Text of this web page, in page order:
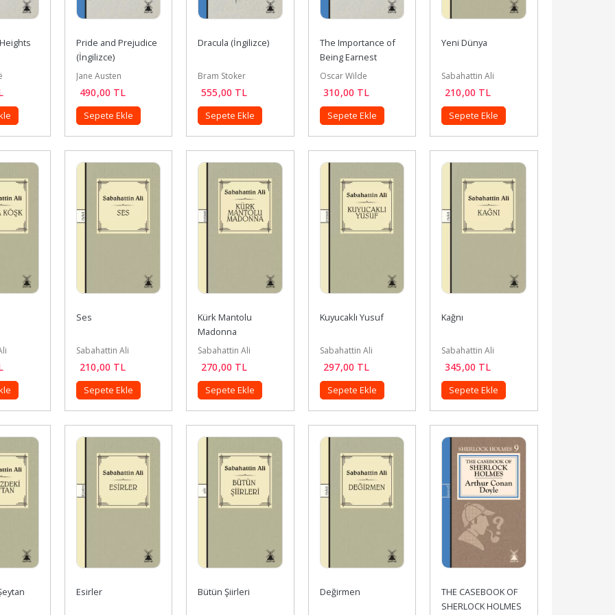
Pride and Prejudice
(İngilizce)
Jane Austen
490,00 TL
Sepete Ekle
Dracula (İngilizce)
Bram Stoker
555,00 TL
Sepete Ekle
The Importance of
Being Earnest
(İngilizce)
Oscar Wilde
310,00 TL
Sepete Ekle
Yeni Dünya
Sabahattin Ali
210,00 TL
Sepete Ekle
Ses
Sabahattin Ali
210,00 TL
Sepete Ekle
Kürk Mantolu
Madonna
Sabahattin Ali
270,00 TL
Sepete Ekle
Kuyucaklı Yusuf
Sabahattin Ali
297,00 TL
Sepete Ekle
Kağnı
Sabahattin Ali
345,00 TL
Sepete Ekle
Esirler Bütün Şiirleri Değirmen
THE CASEBOOK OF
SHERLOCK HOLMES